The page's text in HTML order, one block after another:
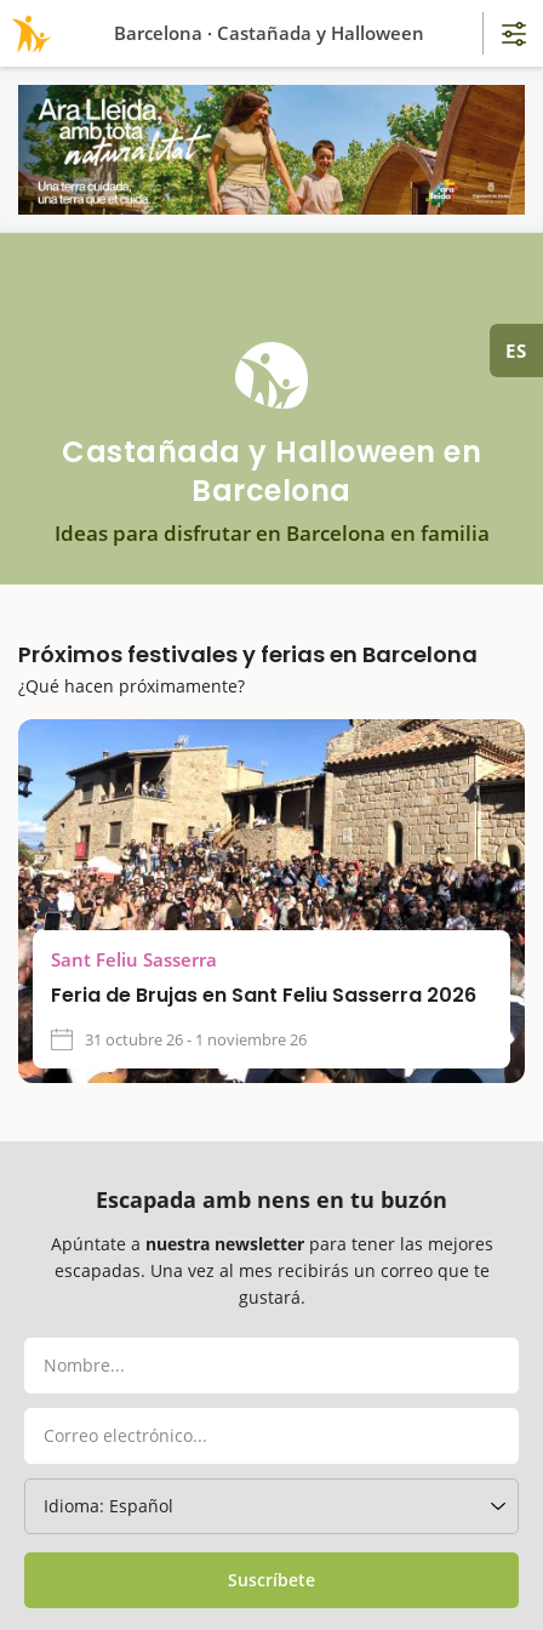
ES
Castañada y Halloween en
Barcelona
Ideas para disfrutar en Barcelona en familia
Próximos festivales y ferias en Barcelona
¿Qué hacen próximamente?
Sant Feliu Sasserra
Feria de Brujas en Sant Feliu Sasserra 2026
31 octubre 26 - 1 noviembre 26
Escapada amb nens en tu buzón
Apúntate a nuestra newsletterpara tener las mejores
escapadas. Una vez al mes recibirás un correo que te
gustará.
Suscríbete
Barcelona · Castañada y Halloween